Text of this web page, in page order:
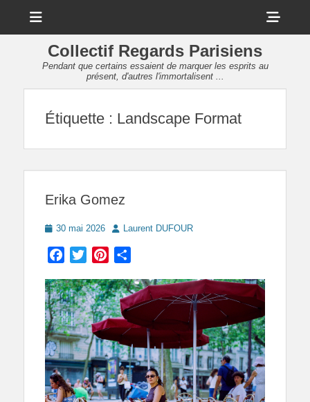
Collectif Regards Parisiens
Pendant que certains essaient de marquer les esprits au
présent, d'autres l'immortalisent ...
Étiquette : Landscape Format
Erika Gomez
Posted
30 mai 2026 AuthorLaurent DUFOUR
Facebook
TwitterPinterest